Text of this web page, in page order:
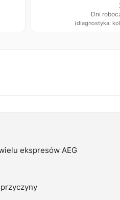
Dni
(diagnostyka:
ekspresów AEG